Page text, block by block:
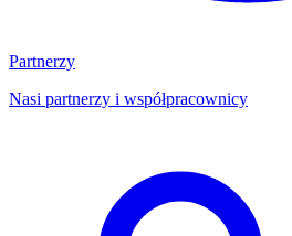
Partnerzy
Nasi partnerzy i współpracownicy